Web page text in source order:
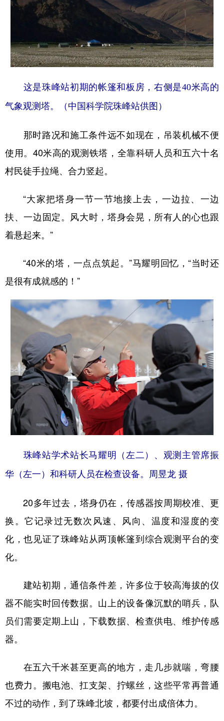
这是珠峰站初期的帐篷和板房，右侧是40米高的
气象观测塔。（中国科学院珠峰站供图）
那时路况和施工条件远不如现在，吊装机械不便
使用。40米高的观测铁塔，全靠科研人员和五六十名
村民徒手拉绳、合力竖起。
“大家把塔身一节一节地接上去，一边拉、一边
扶、一边固定。风大时，塔身会晃，所有人的心也跟
着悬起来。”
“40米的塔，一点点筑起。”马耀明回忆，“当时还
是很有成就感的！”
珠峰站学术站长马耀明（左二）、观测主管席振
华（左一）和科研人员在检查设备。周昱龙 摄
20多年过去，塔身仍在，传感器按周期校准、更
换。它记录过无数次风速、风向、温度和湿度的变
化，也见证了珠峰站从两顶帐篷到综合观测平台的变
化。
建站初期，通信条件差，许多位于较高海拔的仪
器不能实时回传数据。山上的设备像沉默的哨兵，队
员们需要定期上山，下载数据、检查供电、维护传感
器。
在五六千米甚至更高的地方，走几步就喘，弯腰
也费力。搬电池、扛支架、拧螺丝，这些平常再普通
不过的动作，到了珠峰北坡，都要付出成倍体力。